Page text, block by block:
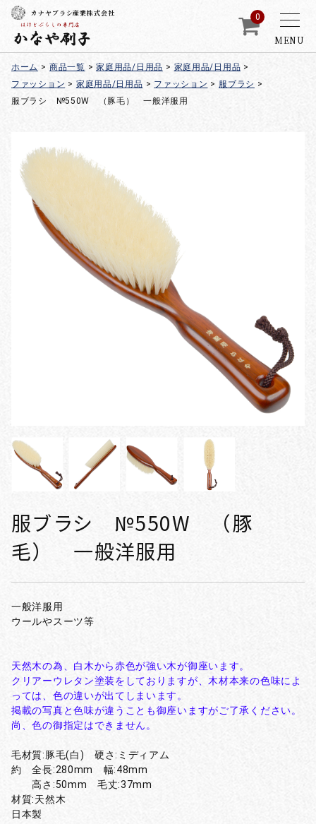
MENU
カナヤブラシ産業株式会社 0
ホーム > 商品一覧 > 家庭用品/日用品 > 家庭用品/日用品 >
ファッション > 家庭用品/日用品 > ファッション > 服ブラシ >
服ブラシ №550W （豚毛） 一般洋服用
服ブラシ №550W （豚
毛） 一般洋服用
一般洋服用
ウールやスーツ等
天然木の為、白木から赤色が強い木が御座います。
クリアーウレタン塗装をしておりますが、木材本来の色味によ
っては、色の違いが出てしまいます。
掲載の写真と色味が違うことも御座いますがご了承ください。
尚、色の御指定はできません。
毛材質:豚毛(白) 硬さ:ミディアム
約 全長:280mm 幅:48mm
高さ:50mm 毛丈:37mm
材質:天然木
日本製